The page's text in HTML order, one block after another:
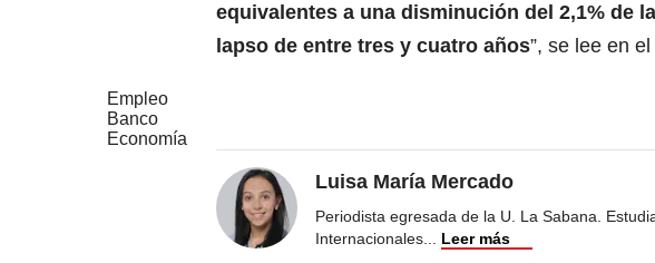
equivalentes a una disminución del 2,1% de
lapso de entre tres y cuatro años”, se lee en
Empleo
Banco
Economía
Luisa María Mercado
Periodista egresada de la U. La Sabana.
Internacionales... Leer más